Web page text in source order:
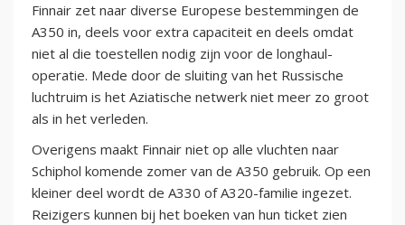
Finnair zet naar diverse Europese bestemmingen de
A350 in, deels voor extra capaciteit en deels omdat
niet al die toestellen nodig zijn voor de longhaul-
operatie. Mede door de sluiting van het Russische
luchtruim is het Aziatische netwerk niet meer zo groot
als in het verleden.
Overigens maakt Finnair niet op alle vluchten naar
Schiphol komende zomer van de A350 gebruik. Op een
kleiner deel wordt de A330 of A320-familie ingezet.
Reizigers kunnen bij het boeken van hun ticket zien